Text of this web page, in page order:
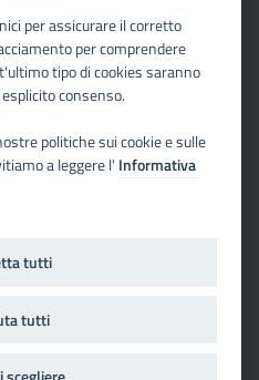
per assicurare il corretto
per comprendere
tipo di cookies saranno
consenso.
politiche sui cookie e sulle
a leggere l' Informativa
tutti
tutti